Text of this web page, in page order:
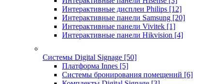
Интерактивные дисплеи Philips [12]
Интерактивные панели Samsung [20]
Интерактивные панели Vivitek [1]
Интерактивные панели Hikvision [4]
Системы Digital Signage [50]
Платформа Innes [5]
Системы бронирования помещений [6]